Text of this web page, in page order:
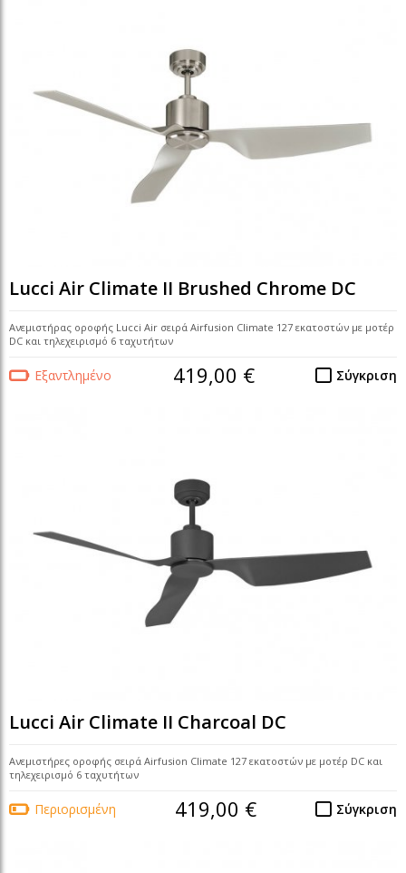
Lucci Air Climate II Brushed Chrome DC
Ανεμιστήρας οροφής Lucci Air σειρά Airfusion Climate 127 εκατοστών με μοτέρ
DC και τηλεχειρισμό 6 ταχυτήτων
Εξαντλημένο Σύγκριση
419,00 €
Lucci Air Climate II Charcoal DC
Ανεμιστήρες οροφής σειρά Airfusion Climate 127 εκατοστών με μοτέρ DC και
τηλεχειρισμό 6 ταχυτήτων
Περιορισμένη Σύγκριση
419,00 €